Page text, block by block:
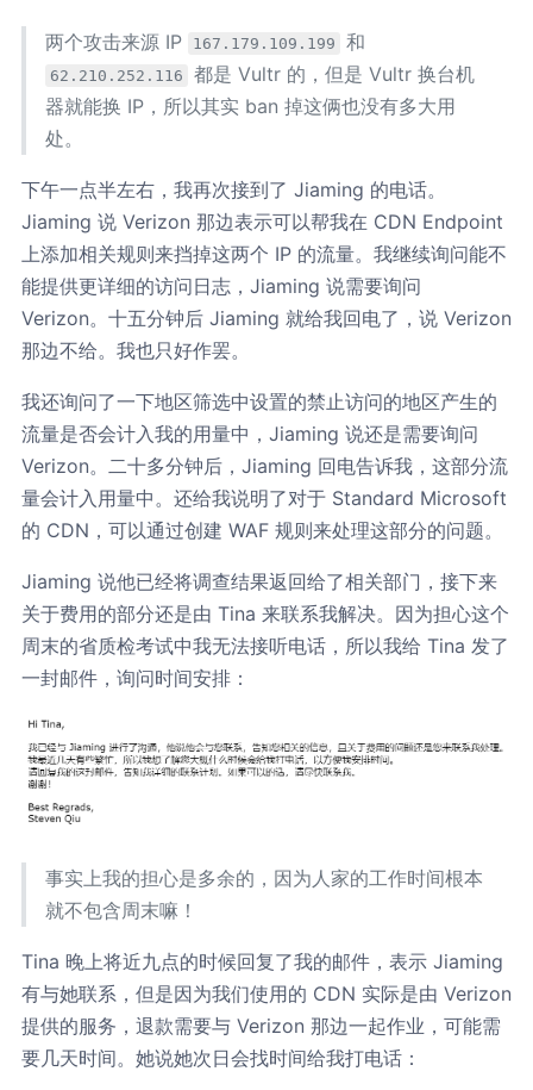
两个攻击来源 IP 167.179.109.199 和
62.210.252.116
都是 Vultr 的，但是 Vultr 换台机
器就能换 IP，所以其实 ban 掉这俩也没有多大用
处。
下午一点半左右，我再次接到了 Jiaming 的电话。
Jiaming 说 Verizon 那边表示可以帮我在 CDN Endpoint
上添加相关规则来挡掉这两个 IP 的流量。我继续询问能不
能提供更详细的访问日志，Jiaming 说需要询问
Verizon。十五分钟后 Jiaming 就给我回电了，说 Verizon
那边不给。我也只好作罢。
我还询问了一下地区筛选中设置的禁止访问的地区产生的
流量是否会计入我的用量中，Jiaming 说还是需要询问
Verizon。二十多分钟后，Jiaming 回电告诉我，这部分流
量会计入用量中。还给我说明了对于 Standard Microsoft
的 CDN，可以通过创建 WAF 规则来处理这部分的问题。
Jiaming 说他已经将调查结果返回给了相关部门，接下来
关于费用的部分还是由 Tina 来联系我解决。因为担心这个
周末的省质检考试中我无法接听电话，所以我给 Tina 发了
一封邮件，询问时间安排：
事实上我的担心是多余的，因为人家的工作时间根本
就不包含周末嘛！
Tina 晚上将近九点的时候回复了我的邮件，表示 Jiaming
有与她联系，但是因为我们使用的 CDN 实际是由 Verizon
提供的服务，退款需要与 Verizon 那边一起作业，可能需
要几天时间。她说她次日会找时间给我打电话：